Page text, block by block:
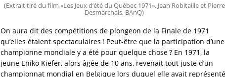
(Extrait tiré du film «Les Jeux d’été du Québec 1971», Jean Robitaille et Pierre
Desmarchais, BAnQ)
On aura dit des compétitions de plongeon de la Finale de 1971
qu’elles étaient spectaculaires ! Peut-être que la participation d’une
championne mondiale y a été pour quelque chose ? En 1971, la
jeune Eniko Kiefer, alors âgée de 10 ans, revenait tout juste d’un
championnat mondial en Belgique lors duquel elle avait représenté